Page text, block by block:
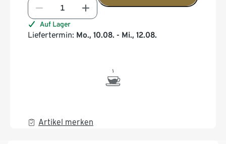
Auf Lager
Liefertermin: Mo., 10.08. - Mi., 12.08.
Artikel merken